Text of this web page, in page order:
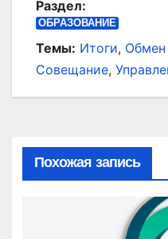
Раздел:
ОБРАЗОВАНИЕ
Темы: Итоги,
Совещание,
Похожая запись